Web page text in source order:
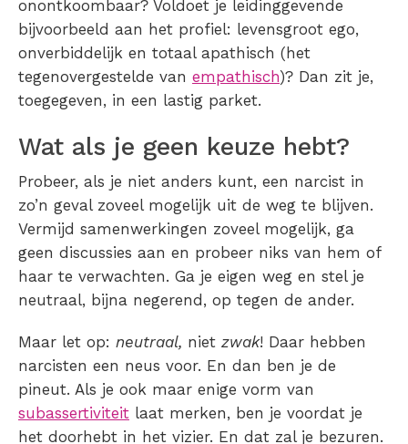
onontkoombaar? Voldoet je leidinggevende
bijvoorbeeld aan het profiel: levensgroot ego,
onverbiddelijk en totaal apathisch (het
tegenovergestelde van empathisch)? Dan zit je,
toegegeven, in een lastig parket.
Wat als je geen keuze hebt?
Probeer, als je niet anders kunt, een narcist in
zo’n geval zoveel mogelijk uit de weg te blijven.
Vermijd samenwerkingen zoveel mogelijk, ga
geen discussies aan en probeer niks van hem of
haar te verwachten. Ga je eigen weg en stel je
neutraal, bijna negerend, op tegen de ander.
Maar let op: neutraal, niet zwak! Daar hebben
narcisten een neus voor. En dan ben je de
pineut. Als je ook maar enige vorm van
subassertiviteit laat merken, ben je voordat je
het doorhebt in het vizier. En dat zal je bezuren.